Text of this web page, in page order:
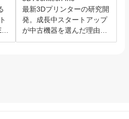
最新3Dプリンターの研究開
発。成長中スタートアップ
が中古機器を選んだ理由と
は？